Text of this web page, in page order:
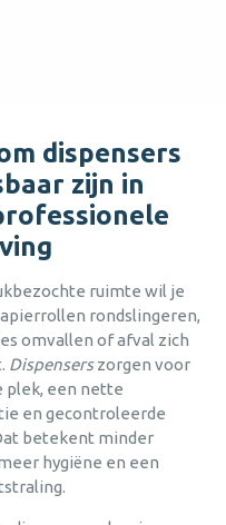
dispensers
zijn in
ruimte wil je
rondslingeren,
omvallen of afval zich
Dispenserszorgen voor
plek, een nette
en gecontroleerde
betekent minder
hygiëne en een